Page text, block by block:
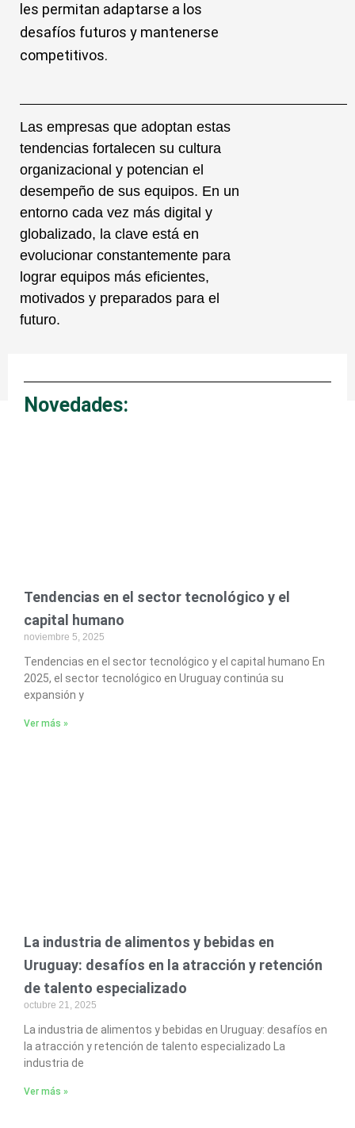
les permitan adaptarse a los
desafíos futuros y mantenerse
competitivos.
Las empresas que adoptan estas
tendencias fortalecen su cultura
organizacional y potencian el
desempeño de sus equipos. En un
entorno cada vez más digital y
globalizado, la clave está en
evolucionar constantemente para
lograr equipos más eficientes,
motivados y preparados para el
futuro.
Novedades:
Tendencias en el sector tecnológico y el
capital humano
noviembre 5, 2025
Tendencias en el sector tecnológico y el capital humano En
2025, el sector tecnológico en Uruguay continúa su
expansión y
Ver más »
La industria de alimentos y bebidas en
Uruguay: desafíos en la atracción y retención
de talento especializado
octubre 21, 2025
La industria de alimentos y bebidas en Uruguay: desafíos en
la atracción y retención de talento especializado La
industria de
Ver más »